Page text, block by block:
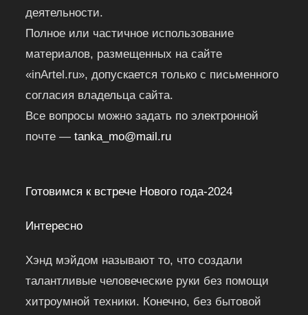
деятельности.
Полное или частичное использование
материалов, размещенных на сайте
«inArtel.ru», допускается только с письменного
согласия владельца сайта.
Все вопросы можно задать по электронной
почте —tanka_mo@mail.ru
Готовимся к встрече Нового года-2024
Интересно
Хэнд мэйдом называют то, что создали
талантливые человеческие руки без помощи
хитроумной техники. Конечно, без бытовой